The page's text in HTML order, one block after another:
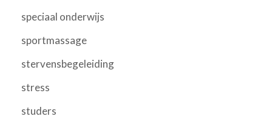
speciaal onderwijs
sportmassage
stervensbegeleiding
stress
studers